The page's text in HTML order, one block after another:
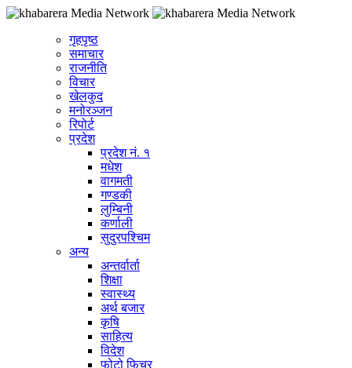
गृहपृष्ठ
समाचार
राजनीति
विचार
खेलकुद
मनोरञ्जन
रिपोर्ट
प्रदेश
प्रदेश नं. १
मधेश
वागमती
गण्डकी
लुम्बिनी
कर्णाली
सुदुरपश्चिम
अन्य
अन्तर्वार्ता
शिक्षा
स्वास्थ्य
अर्थ बजार
कृषि
साहित्य
विदेश
फोटो फिचर